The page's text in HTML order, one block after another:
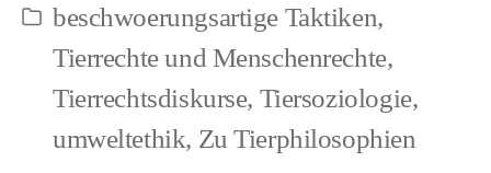
Kategorien
beschwoerungsartige Taktiken,
Tierrechte und Menschenrechte,
Tierrechtsdiskurse, Tiersoziologie,
umweltethik, Zu Tierphilosophien